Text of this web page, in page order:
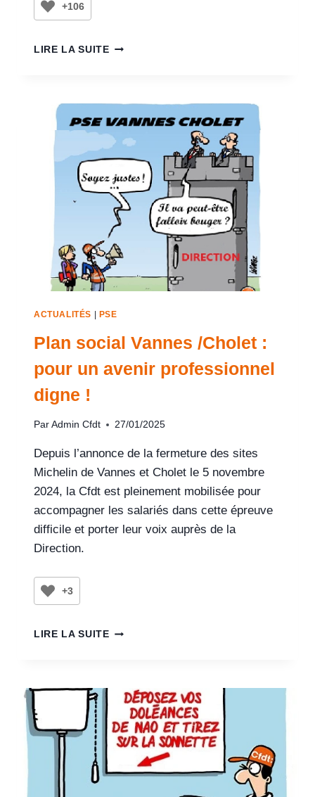
+106
LIRE LA SUITE
ACTUALITÉS PSE
Plan social Vannes /Cholet :
pour un avenir professionnel
digne !
Par Admin Cfdt 27/01/2025
Depuis l’annonce de la fermeture des sites
Michelin de Vannes et Cholet le 5 novembre
2024, la Cfdt est pleinement mobilisée pour
accompagner les salariés dans cette épreuve
difficile et porter leur voix auprès de la
Direction.
+3
LIRE LA SUITE